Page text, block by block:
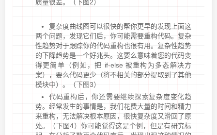
质量很差。（下图2）
复杂度曲线图可以很快的帮你更早的发现上面这
两个问题，发现它们后，你可能需要重构代码。复杂
性趋势对于跟踪你的代码重构也很有用。复杂性趋势
的下降趋势是一个好兆头。这要么意味着您的代码变
得更简单（例如，把 if-else 被重构为多态解决方
案），要么代码更少（将不相关的部分提取到了其他
模块中）。（下图3）
代码重构后，你还需要继续探索复杂度变化趋
势。经常发生的事情是，我们花费大量的时间和精力
来重构，无法解决根本原因，很快复杂度又滑回了原
处。（下图4）你可能觉得这是个例，但是有研究标